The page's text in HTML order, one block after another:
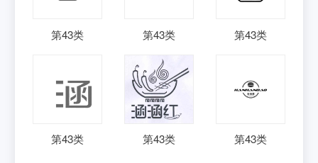
第43类 第43类 第43类
第43类 第43类 第43类